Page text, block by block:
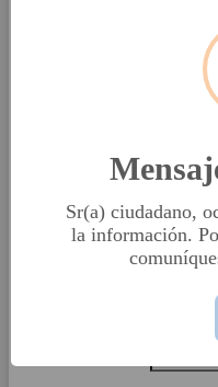
* PRIMER APELLIDO
Sr(a) ciudadano,
la información.